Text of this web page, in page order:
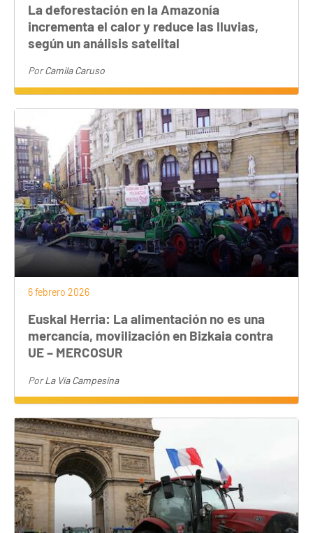
La deforestación en la Amazonía
incrementa el calor y reduce las lluvias,
según un análisis satelital
PorCamila Caruso
6 febrero 2026
Euskal Herria: La alimentación no es una
mercancía, movilización en Bizkaia contra
UE – MERCOSUR
PorLa Vía Campesina